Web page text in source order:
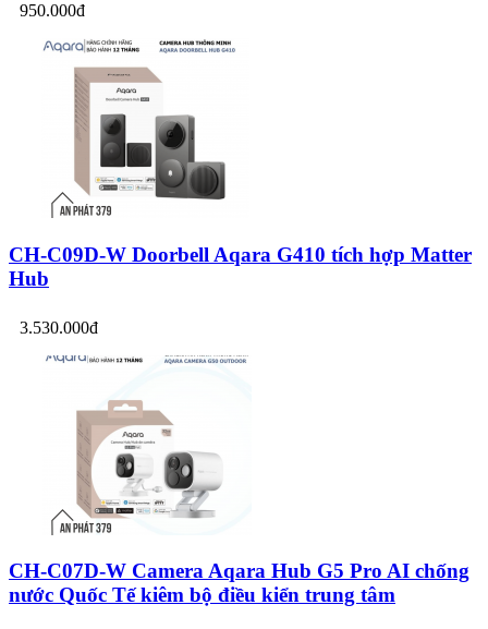
950.000đ
CH-C09D-W Doorbell Aqara G410 tích hợp Matter
Hub
3.530.000đ
CH-C07D-W Camera Aqara Hub G5 Pro AI chống
nước Quốc Tế kiêm bộ điều kiển trung tâm